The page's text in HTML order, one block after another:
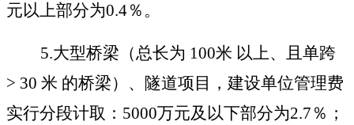
元以上部分为0.4％ 。
5.大型桥梁（总长为 100米 以上、且单跨
> 30 米 的桥梁）、隧道项目，建设单位管理费
实行分段计取：5000万元及以下部分为2.7 ％；